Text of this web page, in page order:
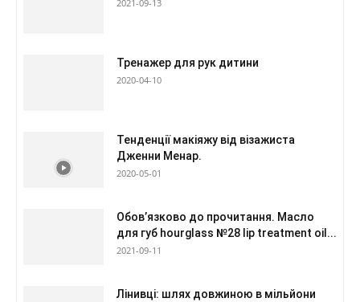
2021-09-13
Тренажер для рук дитини
2020-04-10
Тенденції макіяжу від візажиста
Дженни Менар.
2020-05-01
Обов’язково до прочитання. Масло
для губ hourglass №28 lip treatment oil...
2021-09-11
Лінивці: шлях довжиною в мільйони